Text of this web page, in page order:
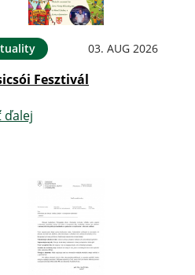
03. AUG 2026
Fesztivál
ďalej